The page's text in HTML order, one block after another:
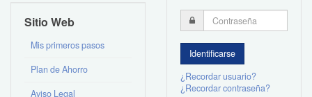
Sitio Web
Mis primeros pasos
Plan de Ahorro
Aviso Legal
¿Recordar usuario?
¿Recordar contraseña?